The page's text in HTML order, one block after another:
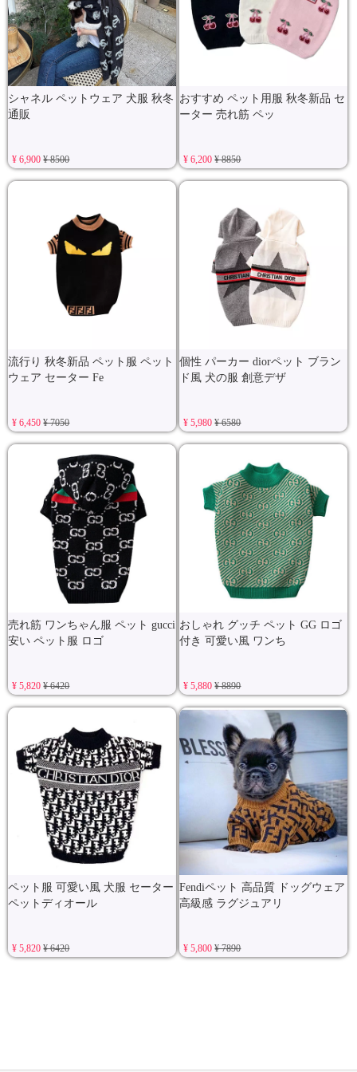
シャネル ペットウェア 犬服 秋冬
通販
¥ 6,900¥ 8500
おすすめ ペット用服 秋冬新品 セ
ーター 売れ筋 ペッ
¥ 6,200¥ 8850
流行り 秋冬新品 ペット服 ペット
ウェア セーター Fe
¥ 6,450¥ 7050
個性 パーカー diorペット ブラン
ド風 犬の服 創意デザ
¥ 5,980¥ 6580
売れ筋 ワンちゃん服 ペット gucci
安い ペット服 ロゴ
¥ 5,820¥ 6420
おしゃれ グッチ ペット GG ロゴ
付き 可愛い風 ワンち
¥ 5,880¥ 8890
ペット服 可愛い風 犬服 セーター
ペットディオール
¥ 5,820¥ 6420
Fendiペット 高品質 ドッグウェア
高級感 ラグジュアリ
¥ 5,800¥ 7890